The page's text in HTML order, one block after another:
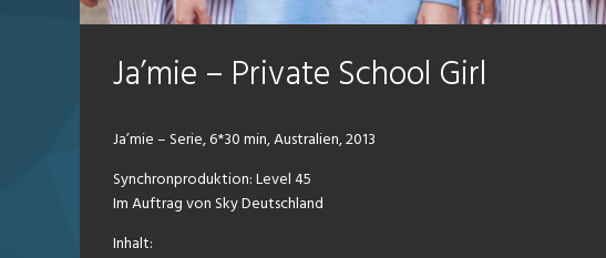
Ja’mie – Private School Girl
Ja’mie – Serie, 6*30 min, Australien, 2013
Synchronproduktion: Level 45
Im Auftrag von Sky Deutschland
Inhalt: